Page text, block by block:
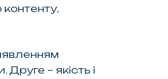
– якість і